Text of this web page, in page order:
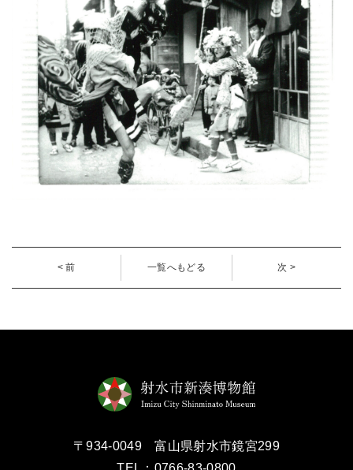
< 前 一覧へもどる 次 >
〒934-0049 富山県射水市鏡宮299